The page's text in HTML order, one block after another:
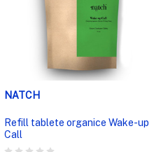
NATCH
Refill tablete organice Wake-up
Call